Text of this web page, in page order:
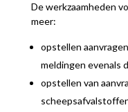
De werkzaamheden
meer:
opstellen
meldingen evenals
opstellen van